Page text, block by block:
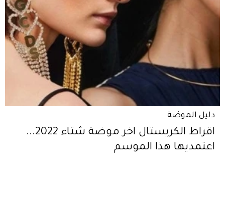
دليل الموضة
اقراط الكريستال اخر موضة شتاء 2022...
اعتمديها هذا الموسم